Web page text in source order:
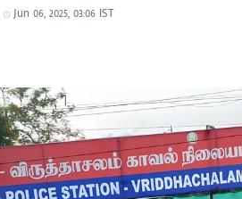
Jun 06, 2025, 03:06 IST